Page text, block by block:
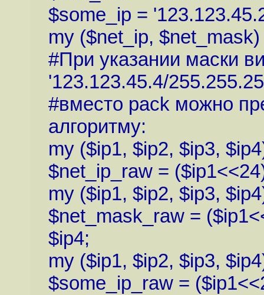
$some_ip =
my ($net_ip,
#При указании маски
'123.123.45.4/
#вместо pack можно
алгоритму:
my ($ip1, $ip2, $ip3,
$net_ip_raw =
my ($ip1, $ip2, $ip3,
$net_mask_raw =
$ip4;
my ($ip1, $ip2, $ip3,
$some_ip_raw =